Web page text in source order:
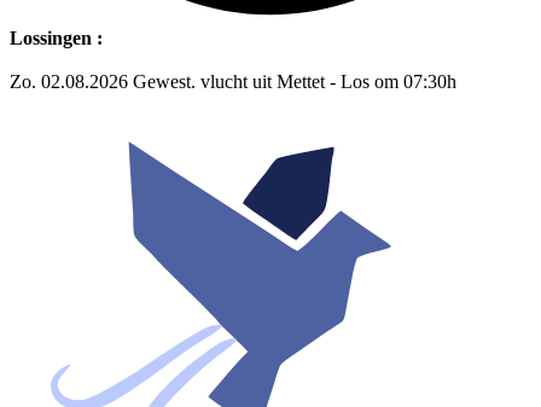
Lossingen :
Zo. 02.08.2026 Gewest. vlucht uit Mettet - Los om 07:30h